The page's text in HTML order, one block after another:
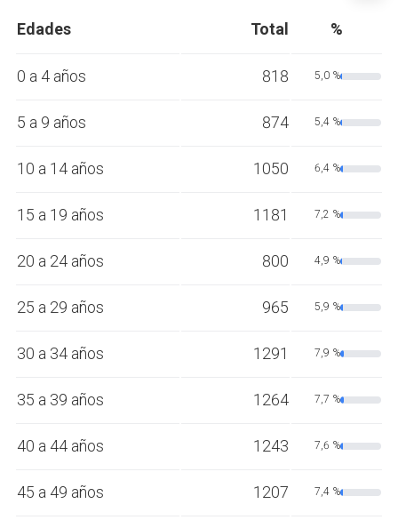
Edades Total %
0 a 4 años 818 5,0 %
5 a 9 años 874 5,4 %
10 a 14 años 1050 6,4 %
15 a 19 años 1181 7,2 %
20 a 24 años 800 4,9 %
25 a 29 años 965 5,9 %
30 a 34 años 1291 7,9 %
35 a 39 años 1264 7,7 %
40 a 44 años 1243 7,6 %
45 a 49 años 1207 7,4 %